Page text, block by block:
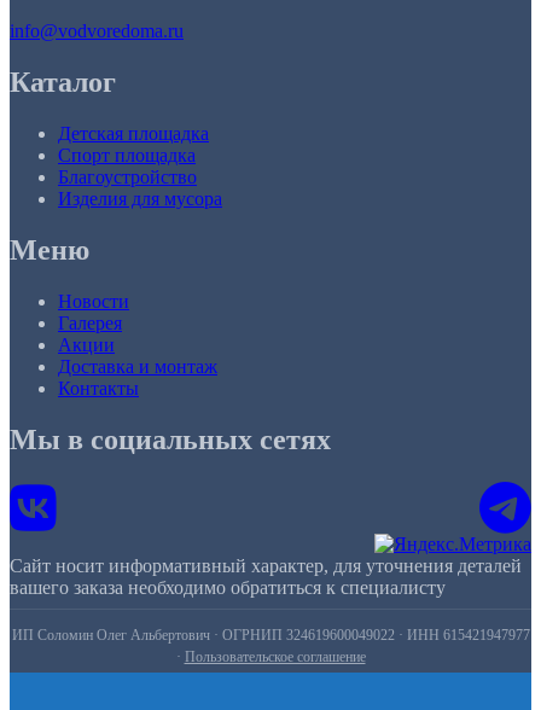
info@vodvoredoma.ru
Каталог
Детская площадка
Спорт площадка
Благоустройство
Изделия для мусора
Меню
Новости
Галерея
Акции
Доставка и монтаж
Контакты
Мы в социальных сетях
Сайт носит информативный характер, для уточнения деталей
вашего заказа необходимо обратиться к специалисту
ИП Соломин Олег Альбертович · ОГРНИП 324619600049022 · ИНН 615421947977
· Пользовательское соглашение